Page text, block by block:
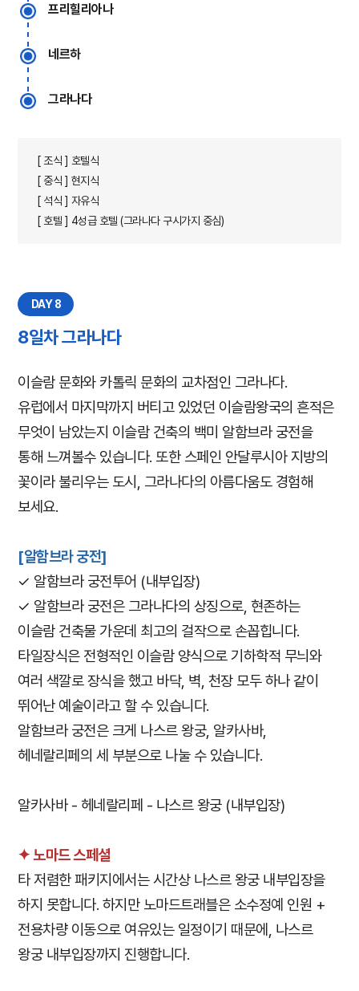
프리힐리아나
네르하
그라나다
[ 조식 ] 호텔식
[ 중식 ] 현지식
[ 석식 ] 자유식
[ 호텔 ] 4성급 호텔 (그라나다 구시가지 중심)
DAY 8
8일차 그라나다
이슬람 문화와 카톨릭 문화의 교차점인 그라나다.
유럽에서 마지막까지 버티고 있었던 이슬람왕국의 흔적은
무엇이 남았는지 이슬람 건축의 백미 알함브라 궁전을
통해 느껴볼수 있습니다. 또한 스페인 안달루시아 지방의
꽃이라 불리우는 도시, 그라나다의 아름다움도 경험해
보세요.
[알함브라 궁전]
✓ 알함브라 궁전투어 (내부입장)
✓ 알함브라 궁전은 그라나다의 상징으로, 현존하는
이슬람 건축물 가운데 최고의 걸작으로 손꼽힙니다.
타일장식은 전형적인 이슬람 양식으로 기하학적 무늬와
여러 색깔로 장식을 했고 바닥, 벽, 천장 모두 하나 같이
뛰어난 예술이라고 할 수 있습니다.
알함브라 궁전은 크게 나스르 왕궁, 알카사바,
헤네랄리페의 세 부분으로 나눌 수 있습니다.
알카사바 - 헤네랄리페 - 나스르 왕궁 (내부입장)
✦ 노마드 스페셜
타 저렴한 패키지에서는 시간상 나스르 왕궁 내부입장을
하지 못합니다. 하지만 노마드트래블은 소수정예 인원 +
전용차량 이동으로 여유있는 일정이기 때문에, 나스르
왕궁 내부입장까지 진행합니다.